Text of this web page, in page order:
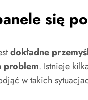
się
dokładne
problem. Istnieje
w takich